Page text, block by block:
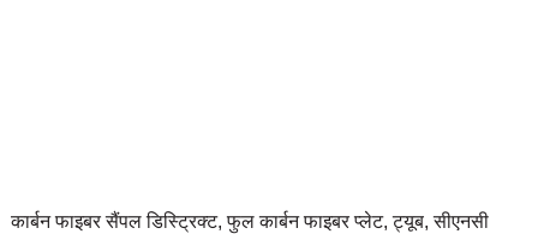
कार्बन फाइबर सैंपल डिस्ट्रिक्ट, फुल कार्बन फाइबर प्लेट, ट्यूब, सीएनसी